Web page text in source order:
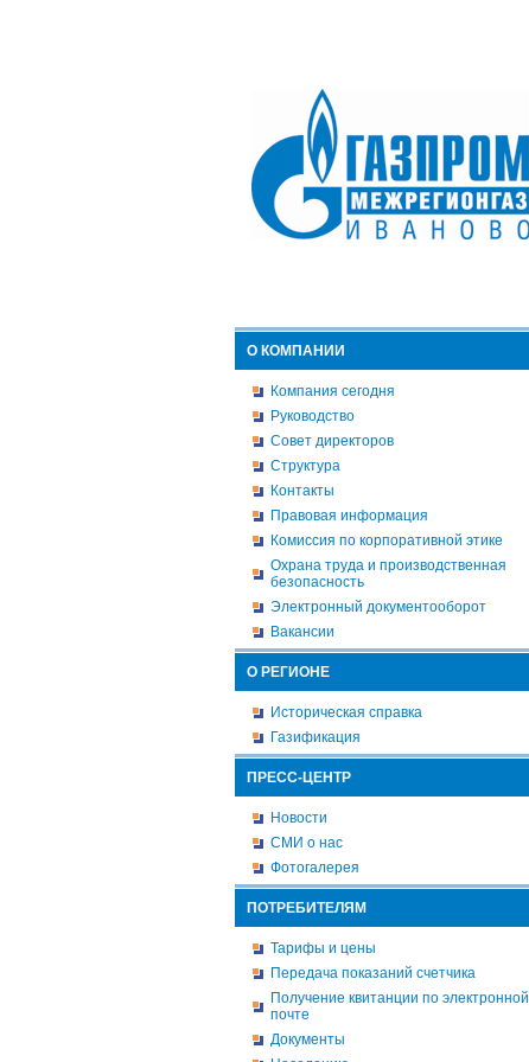
О КОМПАНИИ
Компания сегодня
Руководство
Совет директоров
Структура
Контакты
Правовая информация
Комиссия по корпоративной этике
Охрана труда и производственная
безопасность
Электронный документооборот
Вакансии
О РЕГИОНЕ
Историческая справка
Газификация
ПРЕСС-ЦЕНТР
Новости
СМИ о нас
Фотогалерея
ПОТРЕБИТЕЛЯМ
Тарифы и цены
Передача показаний счетчика
Получение квитанции по электронной
почте
Документы